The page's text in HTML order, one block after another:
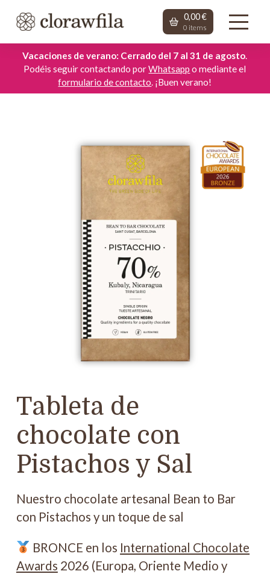
0,00€
0 items
Vacaciones de verano: Cerrado del 7 al 31 de agosto
Podéis seguir contactando porWhatsapp o mediante el
formulario de contacto . ¡Buen verano!
Tableta de
chocolate con
Pistachos y Sal
Nuestro chocolate artesanal Bean to Bar
con Pistachos y un toque de sal
BRONCE en los International Chocolate
Awards 2026 (Europa, Oriente Medio y